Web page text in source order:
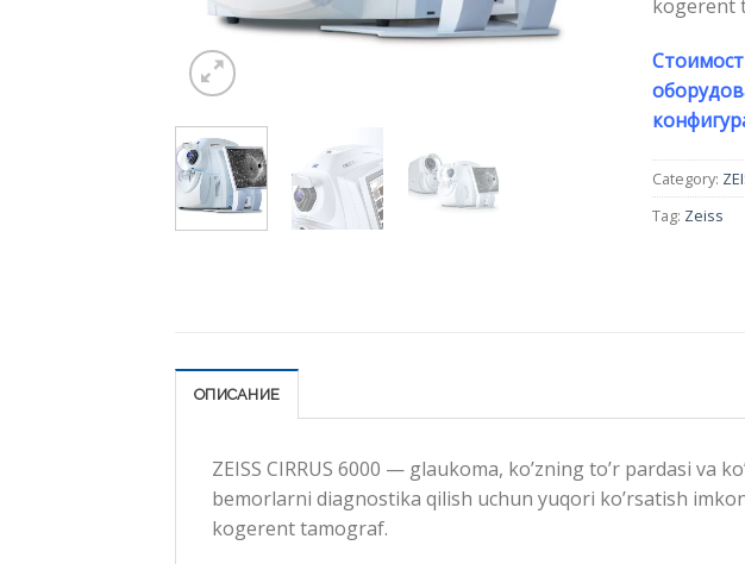
kogerent
Category:
Tag: Zeiss
ОПИСАНИЕ
ZEISS CIRRUS 6000 — glaukoma, ko’zning to’r pardasi va
bemorlarni diagnostika qilish uchun yuqori ko’rsatish
kogerent tamograf.